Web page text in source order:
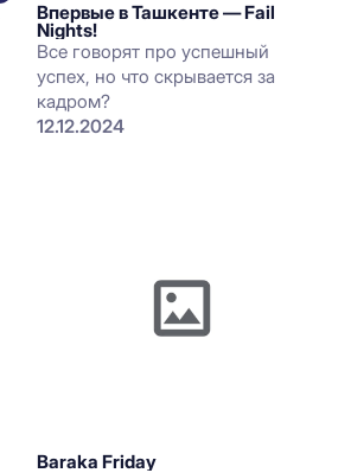
Впервые в Ташкенте — Fail
Nights!
Все говорят про успешный
успех, но что скрывается за
кадром?
12.12.2024
Baraka Friday